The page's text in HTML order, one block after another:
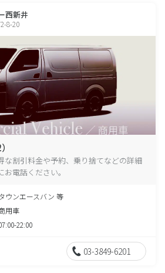
西新井
8-20
な割引料金や予約、乗り捨てなどの詳細
電話ください。
ウンエースバン 等
用車
22:00
03-3849-6201